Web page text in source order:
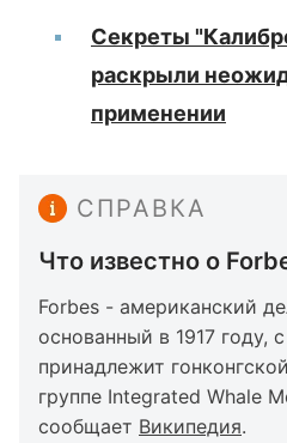
Секреты
раскрыли
применении
СПРАВКА
Что известно о
Forbes - американский
основанный в 1917 году,
принадлежит
группе Integrated Whale
сообщает Википедия.